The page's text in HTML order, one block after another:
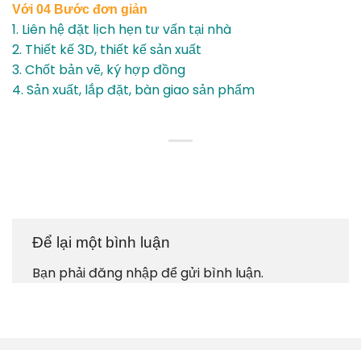
Với 04 Bước đơn giản
1. Liên hệ đặt lịch hẹn tư vấn tại nhà
2. Thiết kế 3D, thiết kế sản xuất
3. Chốt bản vẽ, ký hợp đồng
4. Sản xuất, lắp đặt, bàn giao sản phẩm
Để lại một bình luận
Bạn phảiđăng nhậpđể gửi bình luận.